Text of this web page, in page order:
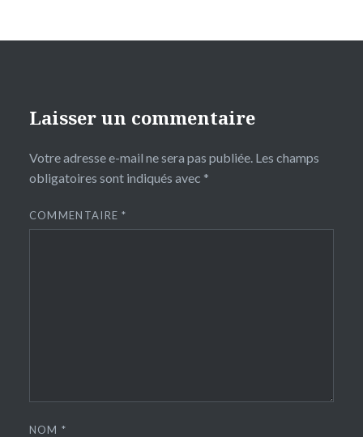
Laisser un commentaire
Votre adresse e-mail ne sera pas publiée. Les champs
obligatoires sont indiqués avec *
COMMENTAIRE*
NOM*